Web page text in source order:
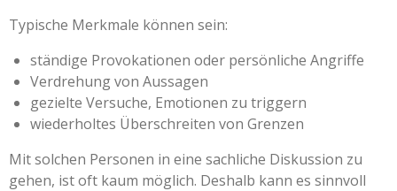
Typische Merkmale können sein:
ständige Provokationen oder persönliche Angriffe
Verdrehung von Aussagen
gezielte Versuche, Emotionen zu triggern
wiederholtes Überschreiten von Grenzen
Mit solchen Personen in eine sachliche Diskussion zu
gehen, ist oft kaum möglich. Deshalb kann es sinnvoll